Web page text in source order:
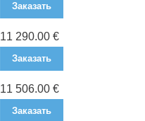
Заказать
11 290.00 €
Заказать
11 506.00 €
Заказать